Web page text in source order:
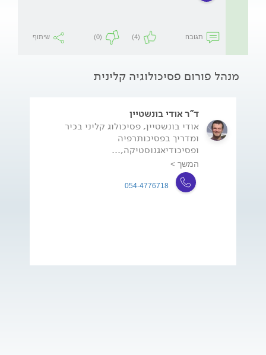
תגובה (4)
(0) שיתוף
מנהל פורום פסיכולוגיה קלינית
ד"ר אודי בונשטיין
אודי בונשטיין, פסיכולוג קליני בכיר
ומדריך בפסיכותרפיה
ופסיכודיאגנוסטיקה,...
המשך >
054-4776718